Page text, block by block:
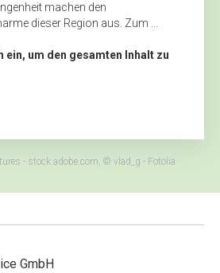
machen den
dieser Region aus. Zum ...
ein, um den gesamten Inhalt zu
- stock.adobe.com, © vlad_g - Fotolia
GmbH